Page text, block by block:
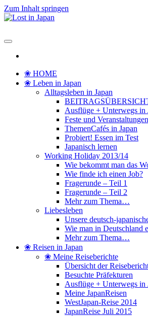
Zum Inhalt springen
❀ HOME
❀ Leben in Japan
Alltagsleben in Japan
Ausflüge + Unterwegs in
Feste und Veranstaltungen
ThemenCafés in Japan
Probiert! Essen im Test
Japanisch lernen
Working Holiday 2013/14
Wie bekommt man das
Wie finde ich einen Job?
Fragerunde – Teil 1
Fragerunde – Teil 2
Mehr zum Thema…
Liebesleben
Unsere deutsch-
Wie man in Deutschland
Mehr zum Thema…
❀ Reisen in Japan
❀ Meine Reiseberichte
Übersicht der
Besuchte Präfekturen
Ausflüge + Unterwegs in
Meine JapanReisen
WestJapan-Reise 2014
JapanReise Juli 2015